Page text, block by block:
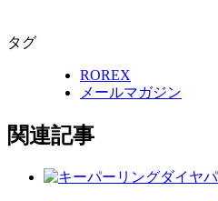
タグ
ROREX
メールマガジン
関連記事